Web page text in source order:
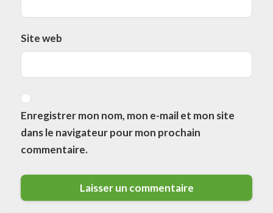
Site web
Enregistrer mon nom, mon e-mail et mon site
dans le navigateur pour mon prochain
commentaire.